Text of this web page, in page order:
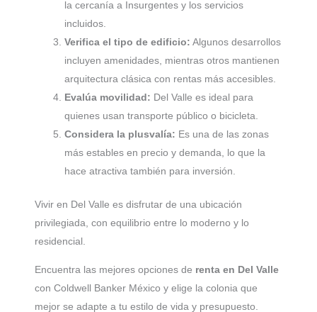
la cercanía a Insurgentes y los servicios
incluidos.
Verifica el tipo de edificio: Algunos desarrollos
incluyen amenidades, mientras otros mantienen
arquitectura clásica con rentas más accesibles.
Evalúa movilidad: Del Valle es ideal para
quienes usan transporte público o bicicleta.
Considera la plusvalía: Es una de las zonas
más estables en precio y demanda, lo que la
hace atractiva también para inversión.
Vivir en Del Valle es disfrutar de una ubicación
privilegiada, con equilibrio entre lo moderno y lo
residencial.
Encuentra las mejores opciones de renta en Del Valle
con Coldwell Banker México y elige la colonia que
mejor se adapte a tu estilo de vida y presupuesto.